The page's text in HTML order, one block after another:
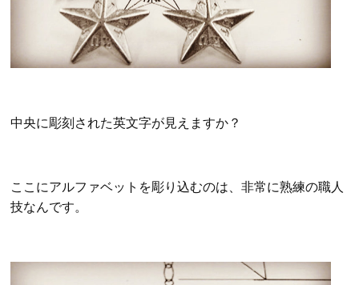
中央に彫刻された英文字が見えますか？
ここにアルファベットを彫り込むのは、非常に熟練の職人
技なんです。